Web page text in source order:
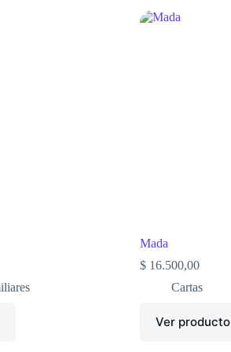
Mada
$ 16.500,00
Cartas
Ver producto